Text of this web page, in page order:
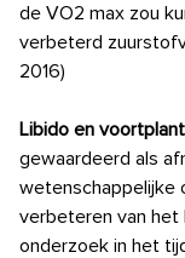
de VO2 max zou
verbeterd
2016)
Libido en
gewaardeerd als
wetenschappelijke
verbeteren van het
onderzoek in het